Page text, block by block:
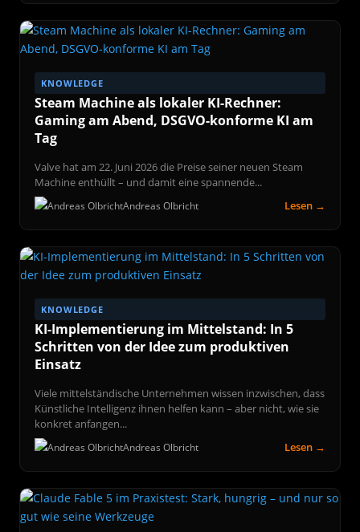
KNOWLEDGE
Steam Machine als lokaler KI-Rechner:
Gaming am Abend, DSGVO-konforme KI am
Tag
Valve hat am 22. Juni 2026 die Preise seiner neuen Steam
Machine enthüllt – und damit eine spannende...
Andreas Olbricht Lesen →
KNOWLEDGE
KI-Implementierung im Mittelstand: In 5
Schritten von der Idee zum produktiven
Einsatz
Viele mittelständische Unternehmen wissen inzwischen, dass
Künstliche Intelligenz ihnen helfen kann – aber nicht, wie sie
konkret anfangen...
Andreas Olbricht Lesen →